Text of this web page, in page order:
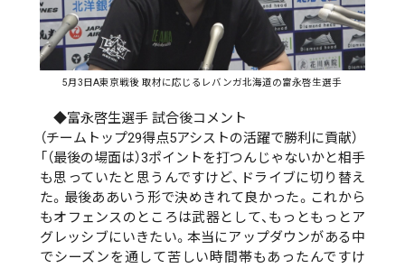
5月3日A東京戦後 取材に応じるレバンガ北海道の富永啓生選手
◆富永啓生選手 試合後コメント
（チームトップ29得点5アシストの活躍で勝利に貢献）
「（最後の場面は）3ポイントを打つんじゃないかと相手
も思っていたと思うんですけど、ドライブに切り替え
た。最後ああいう形で決めきれて良かった。これから
もオフェンスのところは武器として、もっともっとア
グレッシブにいきたい。本当にアップダウンがある中
でシーズンを通して苦しい時間帯もあったんですけ